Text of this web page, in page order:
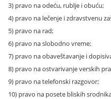
3) pravo na odeću, rublje i obuću;
4) pravo na lečenje i zdravstvenu
5) pravo na rad;
6) pravo na slobodno vreme;
7) pravo na obaveštavanje i
8) pravo na ostvarivanje verskih
9) pravo na telefonski razgovor;
10) pravo na posete bliskih